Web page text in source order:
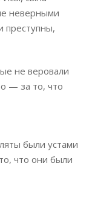
неверными
преступны,
не веровали
— за то, что
были устами
что они были